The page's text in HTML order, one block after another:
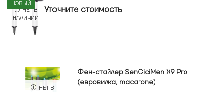
НОВЫЙ
НЕТ В
НАЛИЧИИ
Уточнитe стоимость
НЕТ В
Фен-стайлер SenCiciMen X9 Pro
(евровилка, macarone)